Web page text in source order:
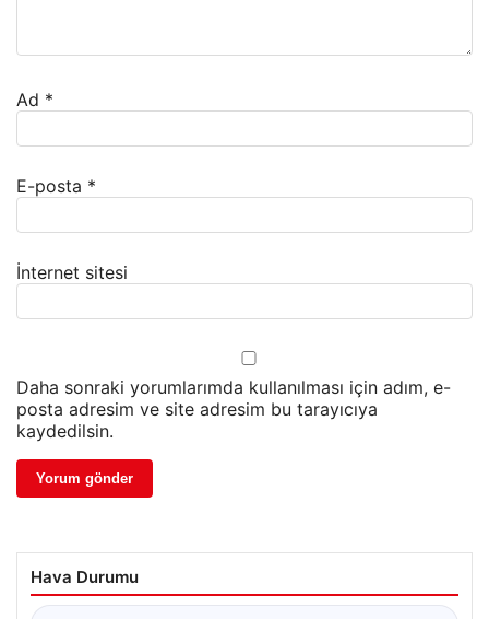
Ad *
E-posta *
İnternet sitesi
Daha sonraki yorumlarımda kullanılması için adım, e-
posta adresim ve site adresim bu tarayıcıya
kaydedilsin.
Hava Durumu